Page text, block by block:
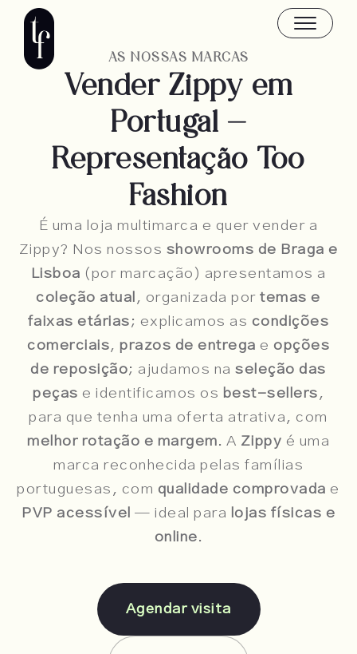
content
AS NOSSAS MARCAS
Vender Zippy em
Portugal —
Representação Too
Fashion
É uma loja multimarca e quer vender a
Zippy? Nos nossos showrooms de Braga e
Lisboa (por marcação) apresentamos a
coleção atual , organizada portemas e
faixas etárias; explicamos as condições
comerciais, prazos de entrega e opções
de reposição; ajudamos naseleção das
peças e identificamos os best-sellers ,
para que tenha uma oferta atrativa, com
melhor rotação e margem. A Zippy é uma
marca reconhecida pelas famílias
portuguesas, com qualidade comprovada e
PVP acessível — ideal para
lojas físicas e
online.
Agendar visita